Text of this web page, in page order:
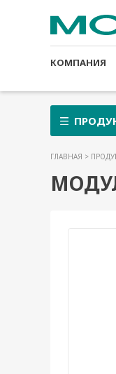
КОМПАНИЯ
ГЛАВНАЯ >